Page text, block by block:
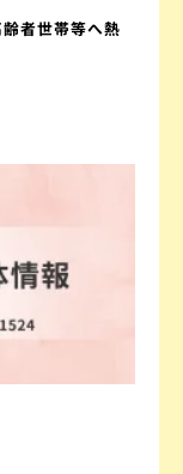
者世帯等へ熱